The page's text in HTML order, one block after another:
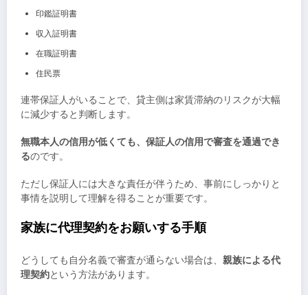
印鑑証明書
収入証明書
在職証明書
住民票
連帯保証人がいることで、貸主側は家賃滞納のリスクが大幅
に減少すると判断します。
無職本人の信用が低くても、保証人の信用で審査を通過でき
るのです。
ただし保証人には大きな責任が伴うため、事前にしっかりと
事情を説明して理解を得ることが重要です。
家族に代理契約をお願いする手順
どうしても自分名義で審査が通らない場合は、 親族による代
理契約という方法があります。